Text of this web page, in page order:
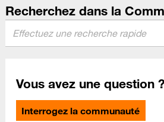
Recherchez dans la
Vous avez une question ?
Interrogez la communauté